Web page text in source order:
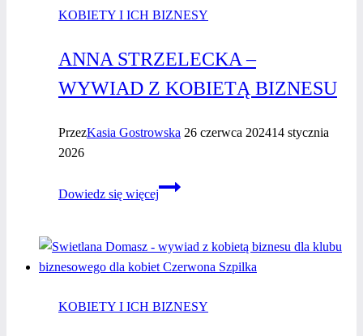
–
Strzelecka
KOBIETY I ICH BIZNESY
ANNA STRZELECKA –
WYWIAD Z KOBIETĄ BIZNESU
PrzezKasia Gostrowska 26 czerwca 202414 stycznia
2026
Dowiedz się więcej
Anna
wywiad
z kobietą
KOBIETY I ICH BIZNESY